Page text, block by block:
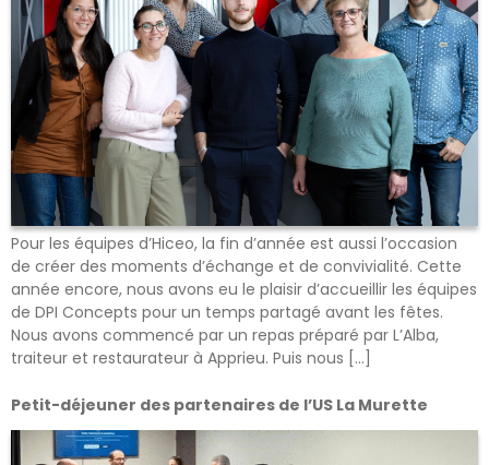
Pour les équipes d’Hiceo, la fin d’année est aussi l’occasion
de créer des moments d’échange et de convivialité. Cette
année encore, nous avons eu le plaisir d’accueillir les équipes
de DPI Concepts pour un temps partagé avant les fêtes.
Nous avons commencé par un repas préparé par L’Alba,
traiteur et restaurateur à Apprieu. Puis nous […]
Petit-déjeuner des partenaires de l’US La Murette